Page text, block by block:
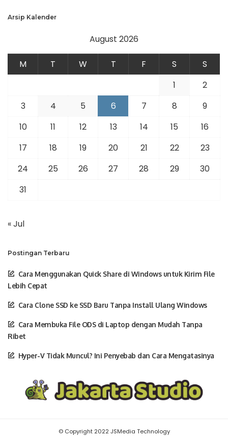
Arsip Kalender
August 2026
M T W T F S
S
1
2
3
4 5 6 7 8
9
10
11 12 13 14 15
16
17
18 19 20 21 22
23
24
25 26 27 28 29
30
31
« Jul
Postingan Terbaru
Cara Menggunakan Quick Share di Windows untuk Kirim File
Lebih Cepat
Cara Clone SSD ke SSD Baru Tanpa Install Ulang Windows
Cara Membuka File ODS di Laptop dengan Mudah Tanpa
Ribet
Hyper-V Tidak Muncul? Ini Penyebab dan Cara Mengatasinya
© Copyright 2022 JSMedia Technology